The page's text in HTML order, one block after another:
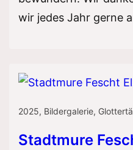
wir jedes Jahr gerne
2025, Bildergalerie,
Stadtmure